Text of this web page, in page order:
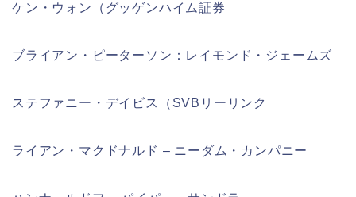
ケン・ウォン（グッゲンハイム証券
ブライアン・ピーターソン：レイモンド・ジェームズ
ステファニー・デイビス（SVBリーリンク
ライアン・マクドナルド – ニーダム・カンパニー